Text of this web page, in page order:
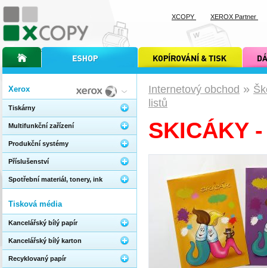
Internetový obchod »
listů
SKICÁKY
Xerox
Tiskárny
Multifunkční zařízení
Produkční systémy
Příslušenství
Spotřební materiál, tonery, ink
Tisková média
Kancelářský bílý papír
Kancelářský bílý karton
Recyklovaný papír
úvodní stránka xcopyinternetový obchod xcopy kopírování a tisk xcopy dárkové
XCOPY XEROX Partner